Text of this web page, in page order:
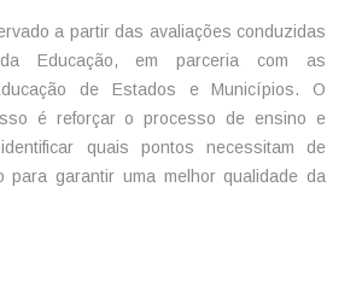
a partir das avaliações conduzidas
Educação, em parceria com as
de Estados e Municípios. O
é reforçar o processo de ensino e
quais pontos necessitam de
para garantir uma melhor qualidade da